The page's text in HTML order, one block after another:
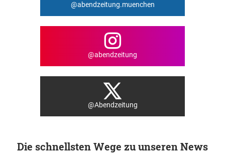
@abendzeitung.muenchen
@abendzeitung
@Abendzeitung
Die schnellsten Wege zu unseren News